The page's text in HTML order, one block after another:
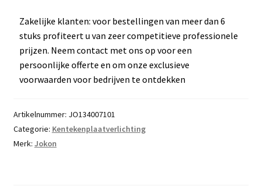
Zakelijke klanten: voor bestellingen van meer dan 6
stuks profiteert u van zeer competitieve professionele
prijzen. Neem contact met ons op voor een
persoonlijke offerte en om onze exclusieve
voorwaarden voor bedrijven te ontdekken
Artikelnummer: JO134007101
Categorie: Kentekenplaatverlichting
Merk: Jokon